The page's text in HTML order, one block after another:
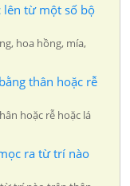
lên từ một số bộ
hoa hồng, mía,
thân hoặc rễ
hoặc rễ hoặc lá
ra từ trí nào